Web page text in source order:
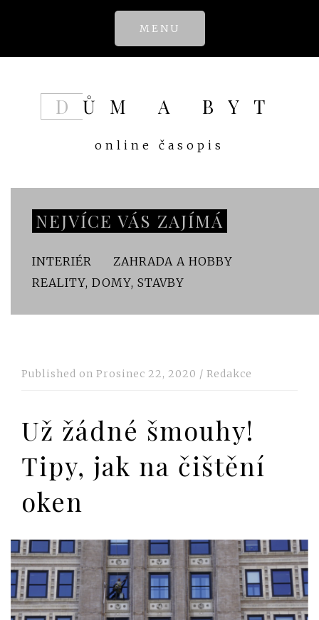
content
MENU
DŮM A BYT
online časopis
NEJVÍCE VÁS ZAJÍMÁ
INTERIÉR
ZAHRADA A HOBBY
REALITY, DOMY, STAVBY
Published on Prosinec 22, 2020 / Redakce
Už žádné šmouhy!
Tipy, jak na čištění
oken